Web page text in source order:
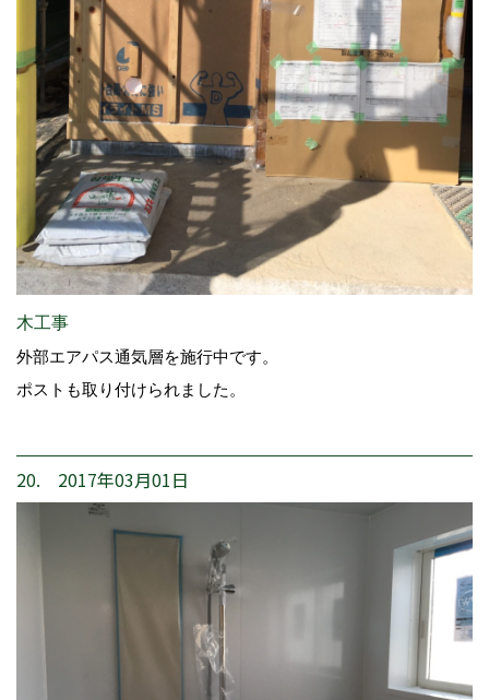
木工事
外部エアパス通気層を施行中です。
ポストも取り付けられました。
20. 2017年03月01日